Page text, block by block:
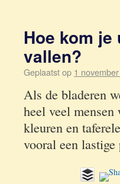
Hoe kom
vallen?
Geplaatst op 1
Als de bladeren
heel veel mensen
kleuren en
vooral een